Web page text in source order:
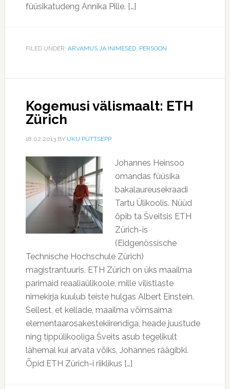
füüsikatudeng Annika Pille. […]
FILED UNDER: ARVAMUS JA INIMESED, PERSOON
Kogemusi välismaalt: ETH
Zürich
18.02.2013BY UKU PÜTTSEPP
Johannes Heinsoo
omandas füüsika
bakalaureusekraadi
Tartu Ülikoolis. Nüüd
õpib ta Šveitsis ETH
Zürich-is
(Eidgenössische
Technische Hochschule Zürich)
magistrantuuris. ETH Zürich on üks maailma
parimaid reaaliaülikoole, mille vilistlaste
nimekirja kuulub teiste hulgas Albert Einstein.
Sellest, et kellade, maailma võimsaima
elementaarosakestekiirendiga, heade juustude
ning tippülikooliga Šveits asub tegelikult
lähemal kui arvata võiks, Johannes räägibki.
Õpid ETH Zürich-i riiklikus […]